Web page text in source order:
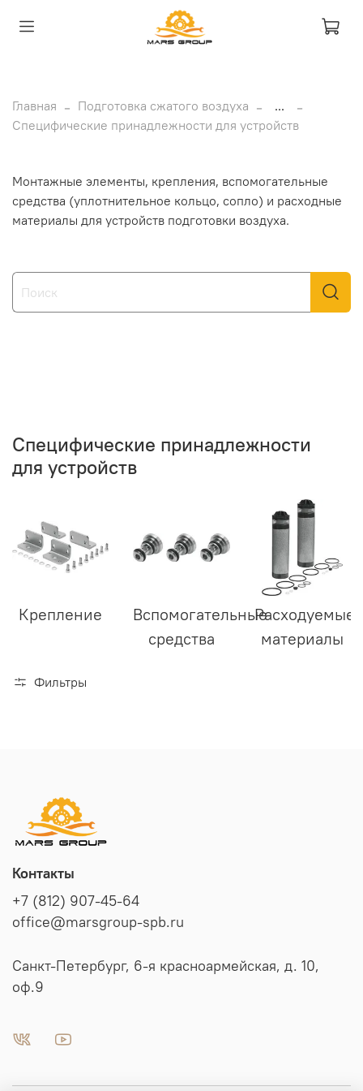
Главная Подготовка сжатого воздуха
...
Специфические принадлежности для устройств
Монтажные элементы, крепления, вспомогательные
средства (уплотнительное кольцо, сопло) и расходные
материалы для устройств подготовки воздуха.
Специфические принадлежности
для устройств
Крепление
Вспомогательные
средства
Расходуемые
материалы
Фильтры
Контакты
+7 (812) 907-45-64
office@marsgroup-spb.ru
Санкт-Петербург, 6-я красноармейская, д. 10,
оф.9